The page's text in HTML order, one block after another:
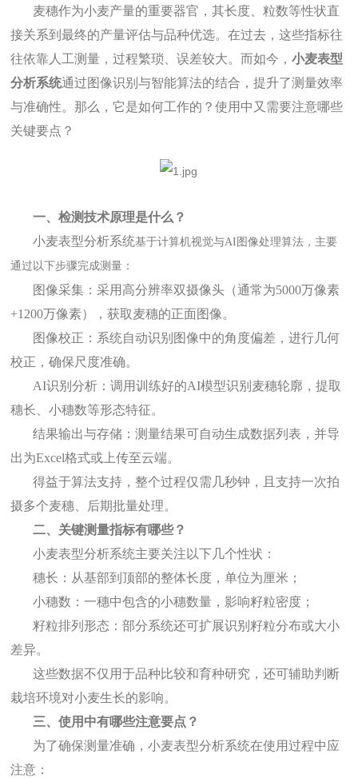
麦穗作为小麦产量的重要器官，其长度、粒数等性状直
接关系到最终的产量评估与品种优选。在过去，这些指标往
往依靠人工测量，过程繁琐、误差较大。而如今，小麦表型
分析系统通过图像识别与智能算法的结合，提升了测量效率
与准确性。那么，它是如何工作的？使用中又需要注意哪些
关键要点？
一、检测技术原理是什么？
小麦表型分析系统基于计算机视觉与AI图像处理算法，主要
通过以下步骤完成测量：
图像采集：采用高分辨率双摄像头（通常为5000万像素
+1200万像素），获取麦穗的正面图像。
图像校正：系统自动识别图像中的角度偏差，进行几何
校正，确保尺度准确。
AI识别分析：调用训练好的AI模型识别麦穗轮廓，提取
穗长、小穗数等形态特征。
结果输出与存储：测量结果可自动生成数据列表，并导
出为Excel格式或上传至云端。
得益于算法支持，整个过程仅需几秒钟，且支持一次拍
摄多个麦穗、后期批量处理。
二、关键测量指标有哪些？
小麦表型分析系统主要关注以下几个性状：
穗长：从基部到顶部的整体长度，单位为厘米；
小穗数：一穗中包含的小穗数量，影响籽粒密度；
籽粒排列形态：部分系统还可扩展识别籽粒分布或大小
差异。
这些数据不仅用于品种比较和育种研究，还可辅助判断
栽培环境对小麦生长的影响。
三、使用中有哪些注意要点？
为了确保测量准确，小麦表型分析系统在使用过程中应
注意：